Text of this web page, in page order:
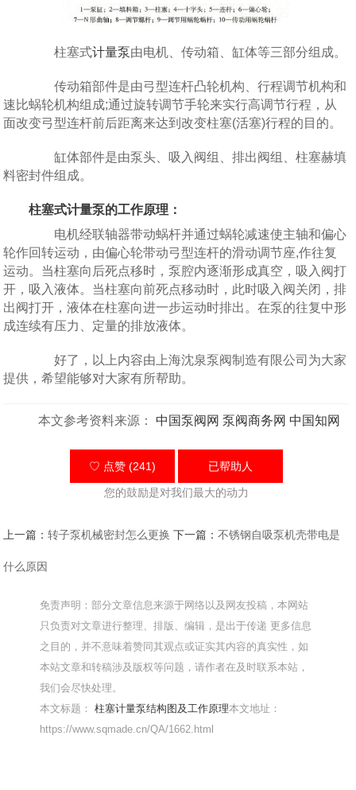
柱塞式计量泵由电机、传动箱、缸体等三部分组成。
传动箱部件是由弓型连杆凸轮机构、行程调节机构和
速比蜗轮机构组成;通过旋转调节手轮来实行高调节行程，从
面改变弓型连杆前后距离来达到改变柱塞(活塞)行程的目的。
缸体部件是由泵头、吸入阀组、排出阀组、柱塞赫填
料密封件组成。
柱塞式计量泵的工作原理：
电机经联轴器带动蜗杆并通过蜗轮减速使主轴和偏心
轮作回转运动，由偏心轮带动弓型连杆的滑动调节座,作往复
运动。当柱塞向后死点移时，泵腔内逐渐形成真空，吸入阀打
开，吸入液体。当柱塞向前死点移动时，此时吸入阀关闭，排
出阀打开，液体在柱塞向进一步运动时排出。在泵的往复中形
成连续有压力、定量的排放液体。
好了，以上内容由上海沈泉泵阀制造有限公司为大家
提供，希望能够对大家有所帮助。
本文参考资料来源： 中国泵阀网 泵阀商务网 中国知网
♡ 点赞 (241) 已帮助人
您的鼓励是对我们最大的动力
上一篇：转子泵机械密封怎么更换 下一篇：不锈钢自吸泵机壳带电是
什么原因
免责声明：部分文章信息来源于网络以及网友投稿，本网站
只负责对文章进行整理、排版、编辑，是出于传递 更多信息
之目的，并不意味着赞同其观点或证实其内容的真实性，如
本站文章和转稿涉及版权等问题，请作者在及时联系本站，
我们会尽快处理。
本文标题：柱塞计量泵结构图及工作原理本文地址：
https://www.sqmade.cn/QA/1662.html